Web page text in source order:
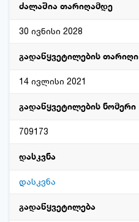
ძალაშია თარიღამდე
30 ივნისი 2028
გადაწყვეტილების თარიღი
14 ივლისი 2021
გადაწყვეტილების ნომერი
709173
დასკვნა
დასკვნა
გადაწყვეტილება